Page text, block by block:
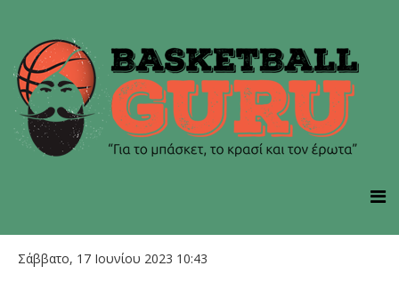
Σάββατο, 17 Ιουνίου 2023 10:43